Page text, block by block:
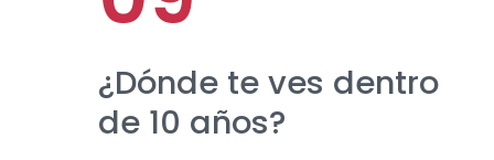
¿Dónde te ves dentro
de 10 años?